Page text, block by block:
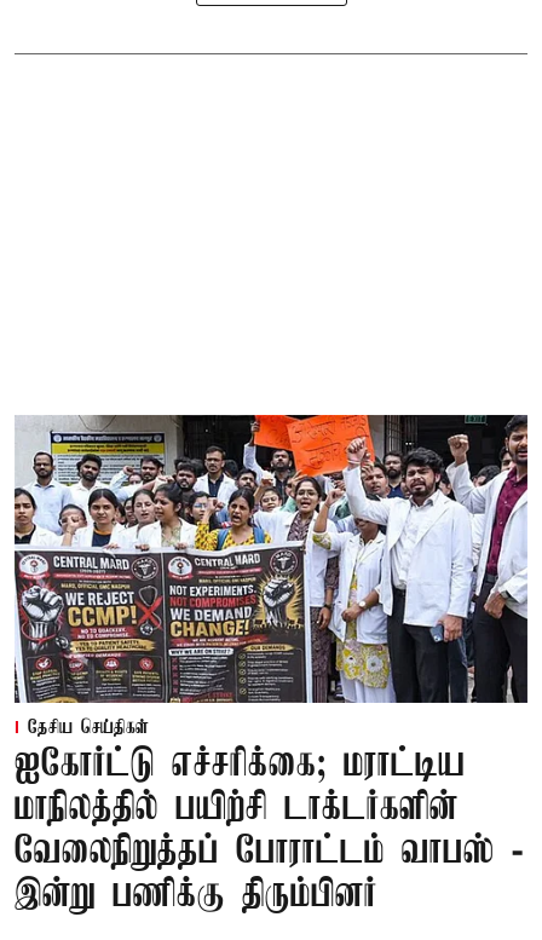
தேசிய செய்திகள்
ஐகோர்ட்டு எச்சரிக்கை; மராட்டிய
மாநிலத்தில் பயிற்சி டாக்டர்களின்
வேலைநிறுத்தப் போராட்டம் வாபஸ் -
இன்று பணிக்கு திரும்பினர்